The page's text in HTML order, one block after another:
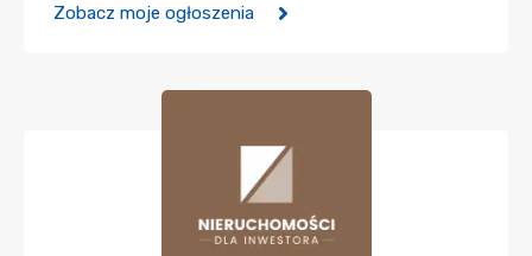
Zobacz moje ogłoszenia